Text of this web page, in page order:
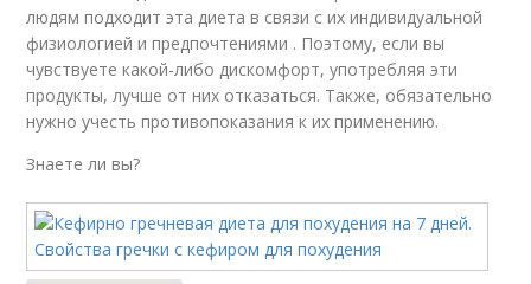
людям подходит эта диета в связи с их индивидуальной
физиологией и предпочтениями . Поэтому, если вы
чувствуете какой-либо дискомфорт, употребляя эти
продукты, лучше от них отказаться. Также, обязательно
нужно учесть противопоказания к их применению.
Знаете ли вы?